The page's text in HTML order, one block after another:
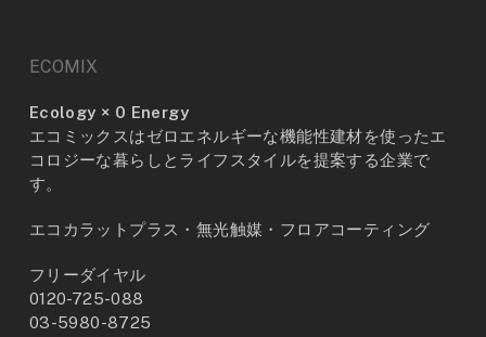
ECOMIX
Ecology × 0 Energy
エコミックスはゼロエネルギーな機能性建材を使ったエ
コロジーな暮らしとライフスタイルを提案する企業で
す。
エコカラットプラス・無光触媒・フロアコーティング
フリーダイヤル
0120-725-088
03-5980-8725